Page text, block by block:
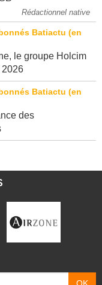
Rédactionnel native
le groupe Holcim
des